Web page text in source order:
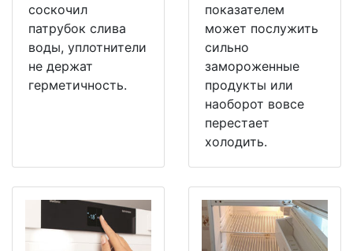
соскочил
патрубок слива
воды, уплотнители
не держат
герметичность.
показателем
может послужить
сильно
замороженные
продукты или
наоборот вовсе
перестает
холодить.